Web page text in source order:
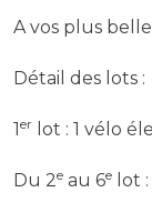
A vos plus
Détail des lots :
1 er lot : 1 vélo
Du 2e au 6e lot